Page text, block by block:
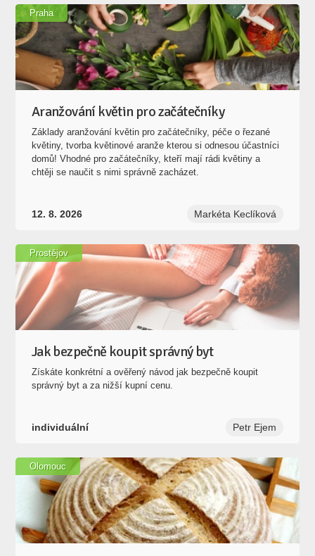
Aranžování květin pro začátečníky
Základy aranžování květin pro začátečníky, péče o řezané
květiny, tvorba květinové aranže kterou si odnesou účastníci
domů! Vhodné pro začátečníky, kteří mají rádi květiny a
chtěji se naučit s nimi správně zacházet.
12. 8. 2026 Markéta Keclíková
Praha
Jak bezpečně koupit správný byt
Získáte konkrétní a ověřený návod jak bezpečně koupit
správný byt a za nižší kupní cenu.
individuální Petr Ejem
Prostějov
Olomouc